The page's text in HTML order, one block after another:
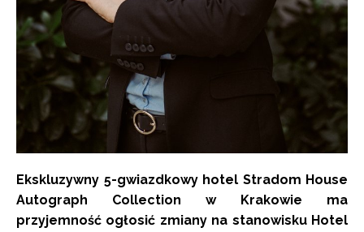
Ekskluzywny 5-gwiazdkowy hotel Stradom House
Autograph Collection w Krakowie ma
przyjemność ogłosić zmiany na stanowisku Hotel